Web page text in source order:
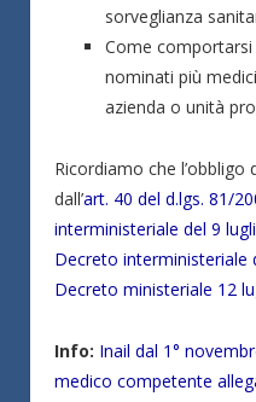
sorveglianza
Come
nominati più
azienda o unità
Ricordiamo che
dall’art. 40 del d.lgs. 81/
interministeriale del 9
Decreto interministeriale
Decreto ministeriale 12
Info: Inail dal 1°
medico competente